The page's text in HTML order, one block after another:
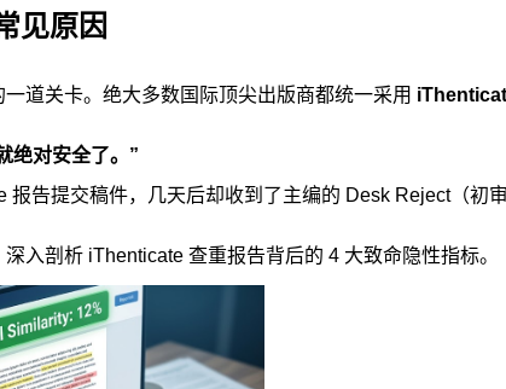
见原因
道关卡。绝大多数国际顶尖出版商都统一采用
绝对安全了。”
告提交稿件，几天后却收到了主编的 Desk Reject（初
入剖析 iThenticate 查重报告背后的 4 大致命隐性指标。